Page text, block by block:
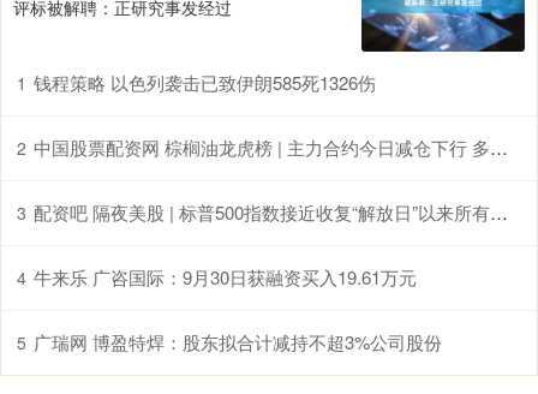
评标被解聘：正研究事发经过
1 钱程策略 以色列袭击已致伊朗585死1326伤
2 中国股票配资网 棕榈油龙虎榜 | 主力合约今日减仓下行 多方呈退场态势 空方呈进场态势
3 配资吧 隔夜美股 | 标普500指数接近收复“解放日”以来所有跌幅 比特币再次进逼10万美元大关
4 牛来乐 广咨国际：9月30日获融资买入19.61万元
5 广瑞网 博盈特焊：股东拟合计减持不超3%公司股份